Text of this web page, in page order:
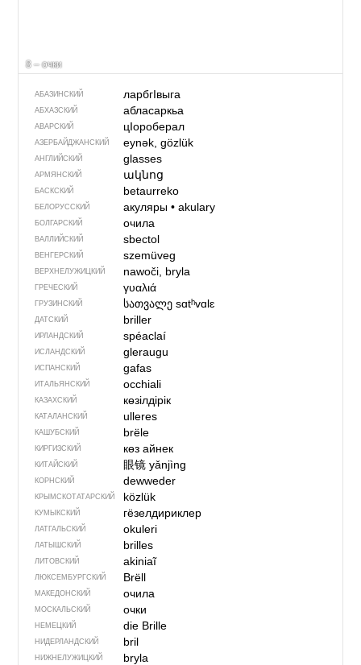
8 – очки
АБАЗИНСКИЙ ларбгIвыга
АБХАЗСКИЙ абласаркьа
АВАРСКИЙ цIороберал
АЗЕРБАЙДЖАН­СКИЙ eynək, gözlük
АНГЛИЙСКИЙ glasses
АРМЯНСКИЙ ակնոց
БАСКСКИЙ betaurreko
БЕЛОРУССКИЙ акуляры• akulary
БОЛГАРСКИЙ очила
ВАЛЛИЙСКИЙ sbectol
ВЕНГЕРСКИЙ szemüveg
ВЕРХНЕЛУЖИЦКИЙ nawoči, bryla
ГРЕЧЕСКИЙ γυαλιά
ГРУЗИНСКИЙ სათვალეsɑtʰvɑlɛ
ДАТСКИЙ briller
ИРЛАНДСКИЙ spéaclaí
ИСЛАНДСКИЙ gleraugu
ИСПАНСКИЙ gafas
ИТАЛЬЯНСКИЙ occhiali
КАЗАХСКИЙ көзілдірік
КАТАЛАНСКИЙ ulleres
КАШУБСКИЙ brële
КИРГИЗСКИЙ көз айнек
КИТАЙСКИЙ 眼镜yǎnjìng
КОРНСКИЙ dewweder
КРЫМСКО­ТАТАРСКИЙ közlük
КУМЫКСКИЙ гёзелдириклер
ЛАТГАЛЬСКИЙ okuleri
ЛАТЫШСКИЙ brilles
ЛИТОВСКИЙ akiniaĩ
ЛЮКСЕМБУРГСКИЙ Brëll
МАКЕДОНСКИЙ очила
МОСКАЛЬСКИЙ очки
НЕМЕЦКИЙ die Brille
НИДЕРЛАНДСКИЙ bril
НИЖНЕЛУЖИЦКИЙ bryla